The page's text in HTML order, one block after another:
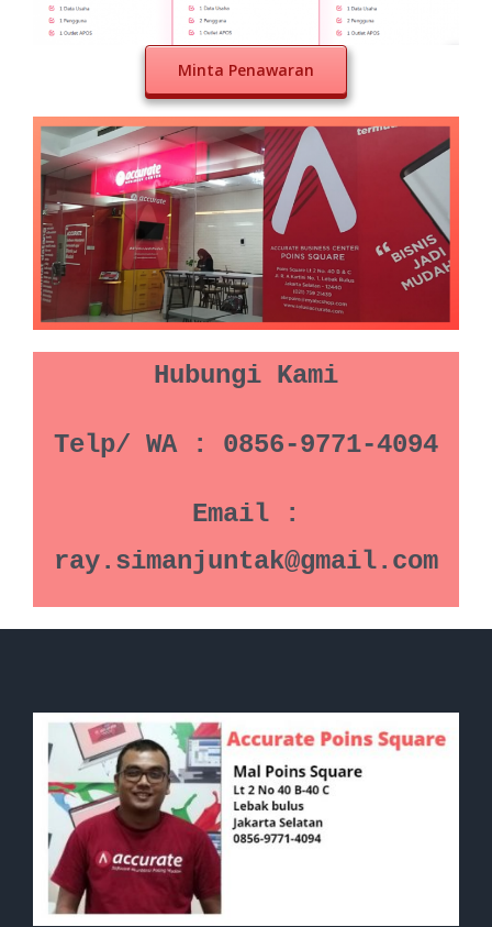
Minta Penawaran
Hubungi Kami
Telp/ WA : 0856-9771-4094
Email :
ray.simanjuntak@gmail.com